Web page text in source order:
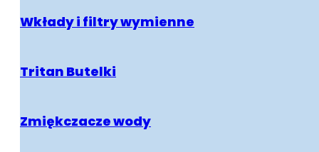
Wkłady i filtry wymienne
Tritan Butelki
Zmiękczacze wody